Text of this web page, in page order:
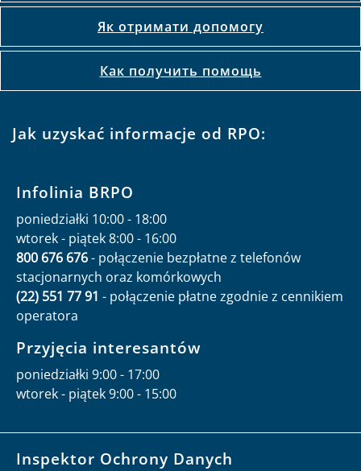
Як отримати допомогу
Как получить помощь
Jak uzyskać informacje od RPO:
Infolinia BRPO
poniedziałki 10:00 - 18:00
wtorek - piątek 8:00 - 16:00
800 676 676- połączenie bezpłatne z telefonów
stacjonarnych oraz komórkowych
(22) 551 77 91 - połączenie płatne zgodnie z cennikiem
operatora
Przyjęcia interesantów
poniedziałki 9:00 - 17:00
wtorek - piątek 9:00 - 15:00
Inspektor Ochrony Danych